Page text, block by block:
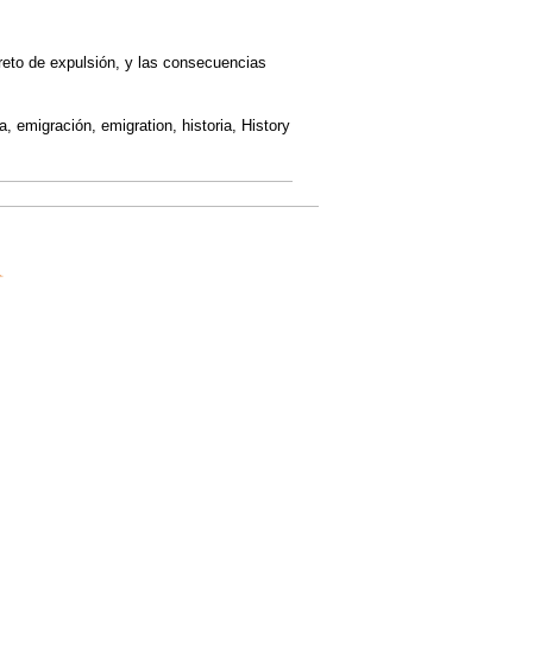
de expulsión, y las consecuencias
emigración, emigration, historia, History